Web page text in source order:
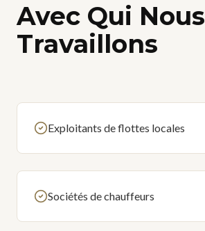
Avec Qui Nous
Travaillons
Exploitants de flottes locales
Sociétés de chauffeurs